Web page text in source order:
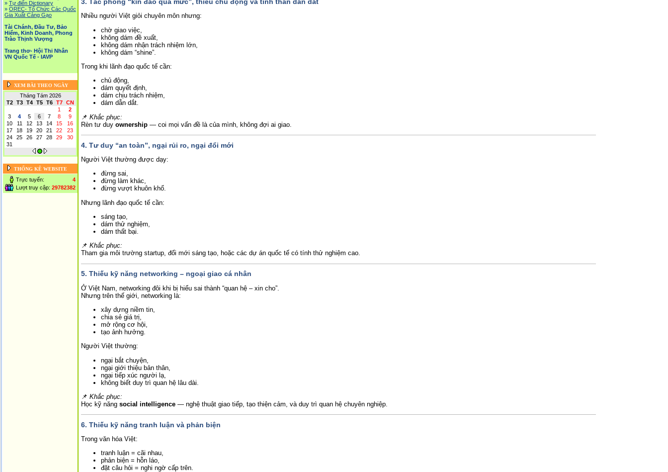
» Tự điển Dictionary
» OREC- Tố Chức Các Quốc
Gia Xuất Cảng Gạo
Tài Chánh, Đầu Tư, Bảo
Hiểm, Kinh Doanh, Phong
Trào Thịnh Vượng
Trang thơ- Hội Thi Nhân
VN Quốc Tế - IAVP
XEM BÀI THEO NGÀY
Tháng Tám 2026
T2
T3 T4 T5 T6 T7
CN
1
2
3
4 5 6 7 8
9
10
11 12 13 14 15
16
17
18 19 20 21 22
23
24
25 26 27 28 29
30
31
THỐNG KÊ WEBSITE
Trực tuyến:
4
Lượt truy cập: 29782382
Nhiều người Việt giỏi chuyên môn nhưng:
chờ giao việc,
không dám đề xuất,
không dám nhận trách nhiệm lớn,
không dám “shine”.
Trong khi lãnh đạo quốc tế cần:
chủ động,
dám quyết định,
dám chịu trách nhiệm,
dám dẫn dắt.
📌 Khắc phục:
Rèn tư duy ownership — coi mọi vấn đề là của mình, không đợi ai giao.
4. Tư duy “an toàn”, ngại rủi ro, ngại đổi mới
Người Việt thường được dạy:
đừng sai,
đừng làm khác,
đừng vượt khuôn khổ.
Nhưng lãnh đạo quốc tế cần:
sáng tạo,
dám thử nghiệm,
dám thất bại.
📌 Khắc phục:
Tham gia môi trường startup, đổi mới sáng tạo, hoặc các dự án quốc tế có tính thử nghiệm cao.
5. Thiếu kỹ năng networking – ngoại giao cá nhân
Ở Việt Nam, networking đôi khi bị hiểu sai thành “quan hệ – xin cho”.
Nhưng trên thế giới, networking là:
xây dựng niềm tin,
chia sẻ giá trị,
mở rộng cơ hội,
tạo ảnh hưởng.
Người Việt thường:
ngại bắt chuyện,
ngại giới thiệu bản thân,
ngại tiếp xúc người lạ,
không biết duy trì quan hệ lâu dài.
📌 Khắc phục:
Học kỹ năng social intelligence — nghệ thuật giao tiếp, tạo thiện cảm, và duy trì quan hệ chuyên nghiệp.
6. Thiếu kỹ năng tranh luận và phản biện
Trong văn hóa Việt:
tranh luận = cãi nhau,
phản biện = hỗn láo,
đặt câu hỏi = nghi ngờ cấp trên.